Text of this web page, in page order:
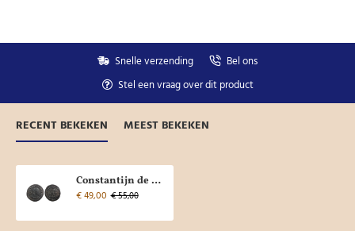
Snelle verzending
Bel ons
Stel een vraag over dit product
RECENT BEKEKEN MEEST BEKEKEN
Constantijn de Grote - SOL Trier zeldzaam! (ME2661)
€ 49,00 € 55,00